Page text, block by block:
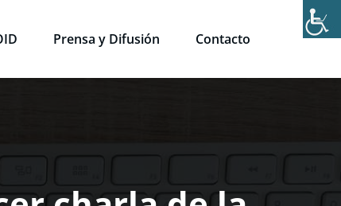
Prensa y Difusión Contacto